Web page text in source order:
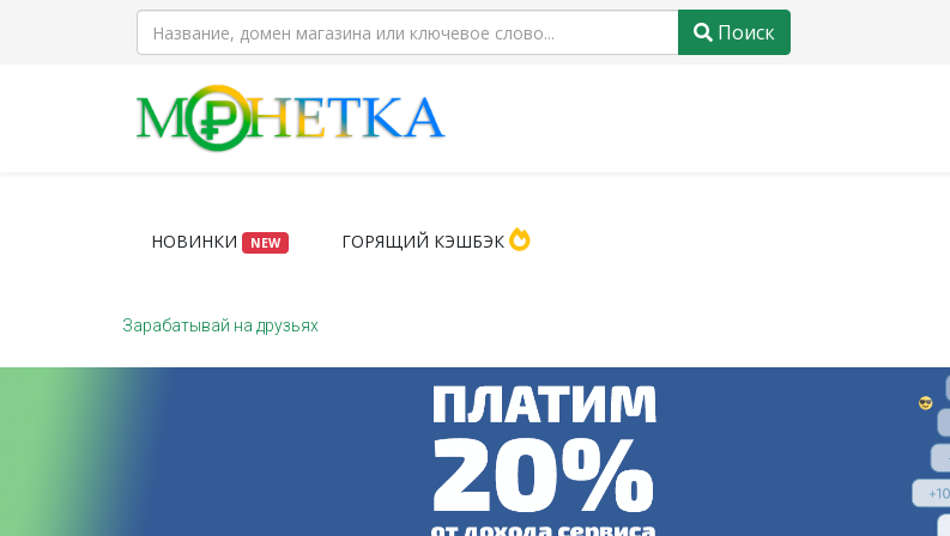
Поиск
НОВИНКИ NEW ГОРЯЩИЙ КЭШБЭК
Зарабатывай на друзьях